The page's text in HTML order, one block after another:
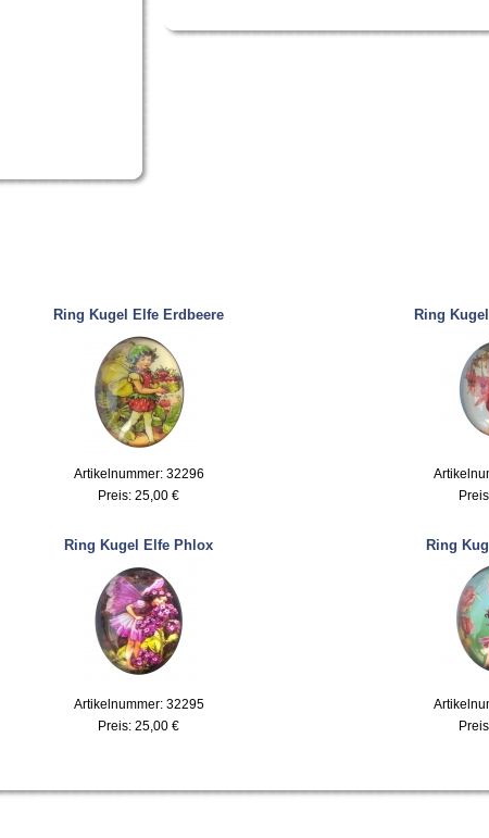
Ring Kugel Elfe Erdbeere
Artikelnummer: 32296
Preis: 25,00 €
Ring
Ring Kugel Elfe Phlox
Artikelnummer: 32295
Preis: 25,00 €
Ring